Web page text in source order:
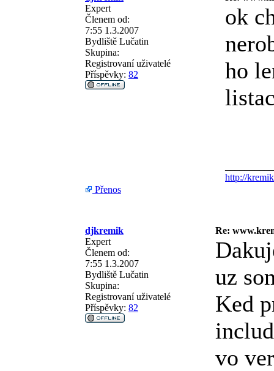
Expert
Členem od:
7:55 1.3.2007
Bydliště Lučatin
Skupina:
Registrovaní uživatelé
Příspěvky: 82
ok
ho
http://
Přenos
djkremik
Re:
Expert
Členem od:
7:55 1.3.2007
Bydliště Lučatin
Skupina:
Registrovaní uživatelé
Příspěvky: 82
uz
Ked
vo